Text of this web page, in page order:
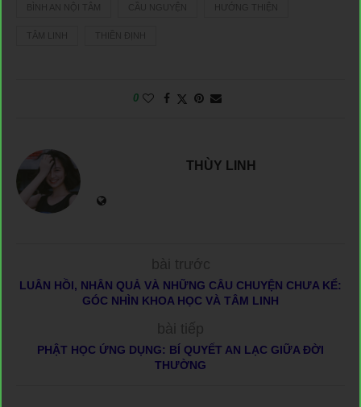
BÌNH AN NỘI TÂM CẦU NGUYỆN HƯỚNG THIỆN
TÂM LINH THIỀN ĐỊNH
0
THÙY LINH
bài trước
LUÂN HỒI, NHÂN QUẢ VÀ NHỮNG CÂU CHUYỆN CHƯA KỂ:
GÓC NHÌN KHOA HỌC VÀ TÂM LINH
bài tiếp
PHẬT HỌC ỨNG DỤNG: BÍ QUYẾT AN LẠC GIỮA ĐỜI
THƯỜNG